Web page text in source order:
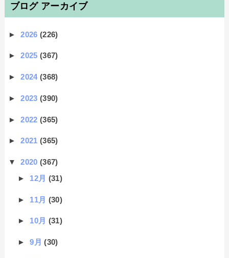
ブログ アーカイブ
►2026(226)
►2025(367)
►2024(368)
►2023(390)
►2022(365)
►2021(365)
▼2020(367)
► 12月 (31)
► 11月 (30)
► 10月 (31)
►9月(30)